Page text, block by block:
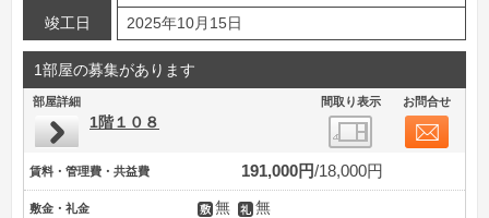
竣工日
2025年10月15日
1部屋の募集があります
部屋詳細 間取り表示 お問合せ
1階１０８
賃料・管理費・共益費 191,000円 18,000円
敷金・礼金 無 無